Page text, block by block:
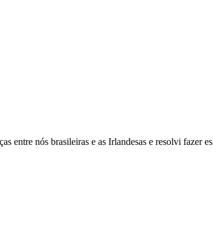
entre nós brasileiras e as Irlandesas e resolvi fazer